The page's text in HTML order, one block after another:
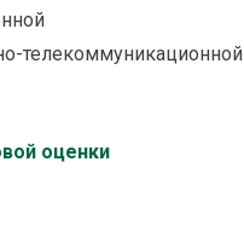
телекоммуникационной
оценки